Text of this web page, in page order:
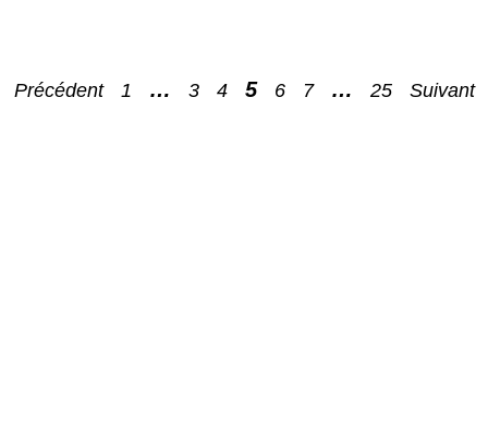
Précédent 1 … 3 4 5 6 7 … 25 Suivant